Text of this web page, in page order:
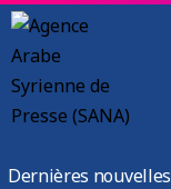
Dernières nouvelles